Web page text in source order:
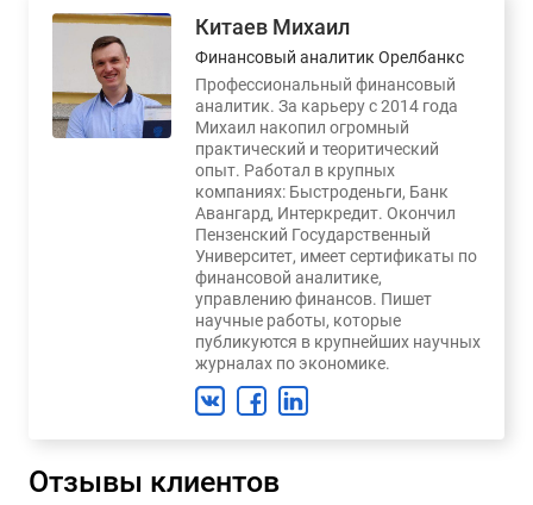
Китаев Михаил
Финансовый аналитик Орелбанкс
Профессиональный финансовый
аналитик. За карьеру с 2014 года
Михаил накопил огромный
практический и теоритический
опыт. Работал в крупных
компаниях: Быстроденьги, Банк
Авангард, Интеркредит. Окончил
Пензенский Государственный
Университет, имеет сертификаты по
финансовой аналитике,
управлению финансов. Пишет
научные работы, которые
публикуются в крупнейших научных
журналах по экономике.
Отзывы клиентов